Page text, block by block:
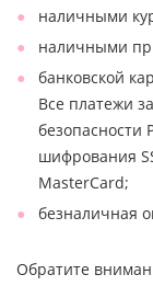
наличными
наличными
банковской
Все платежи
безопасности
шифрования
MasterCard;
безналичная
Обратите